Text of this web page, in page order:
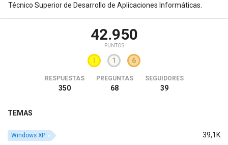
Técnico Superior de Desarrollo de Aplicaciones Informáticas.
42.950
PUNTOS
1 1 6
RESPUESTAS
350
PREGUNTAS
68
SEGUIDORES
39
TEMAS
39,1K
Windows XP